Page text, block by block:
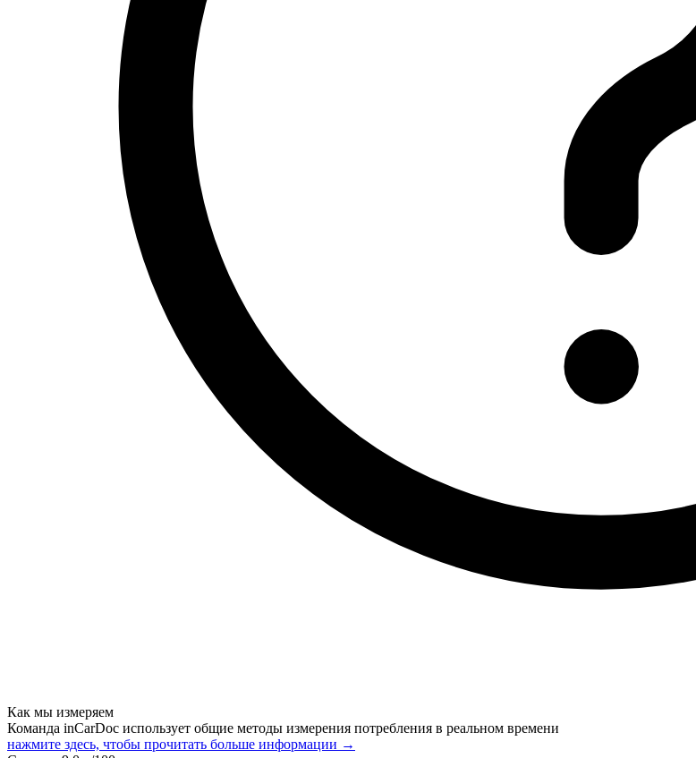
Как мы измеряем
Команда inCarDoc использует общие методы измерения потребления в реальном времени
нажмите здесь, чтобы прочитать больше информации →